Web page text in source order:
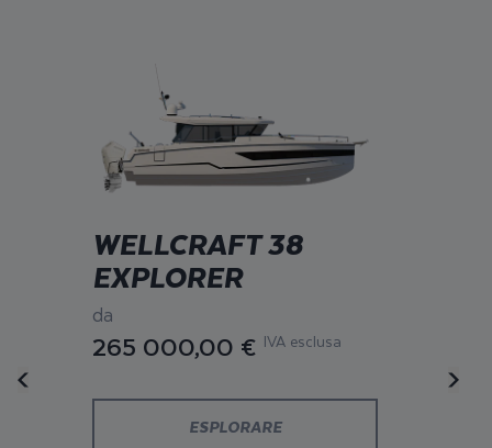
WELLCRAFT 38
EXPLORER
da
265 000,00 € IVA esclusa
ESPLORARE